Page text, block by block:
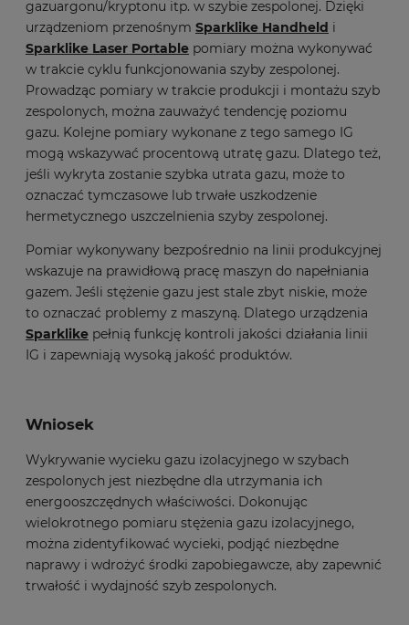
gazuargonu/kryptonu itp. w szybie zespolonej. Dzięki
urządzeniom przenośnym Sparklike Handheld i
Sparklike Laser Portable pomiary można wykonywać
w trakcie cyklu funkcjonowania szyby zespolonej.
Prowadząc pomiary w trakcie produkcji i montażu szyb
zespolonych, można zauważyć tendencję poziomu
gazu. Kolejne pomiary wykonane z tego samego IG
mogą wskazywać procentową utratę gazu. Dlatego też,
jeśli wykryta zostanie szybka utrata gazu, może to
oznaczać tymczasowe lub trwałe uszkodzenie
hermetycznego uszczelnienia szyby zespolonej.
Pomiar wykonywany bezpośrednio na linii produkcyjnej
wskazuje na prawidłową pracę maszyn do napełniania
gazem. Jeśli stężenie gazu jest stale zbyt niskie, może
to oznaczać problemy z maszyną. Dlatego urządzenia
Sparklike pełnią funkcję kontroli jakości działania linii
IG i zapewniają wysoką jakość produktów.
Wniosek
Wykrywanie wycieku gazu izolacyjnego w szybach
zespolonych jest niezbędne dla utrzymania ich
energooszczędnych właściwości. Dokonując
wielokrotnego pomiaru stężenia gazu izolacyjnego,
można zidentyfikować wycieki, podjąć niezbędne
naprawy i wdrożyć środki zapobiegawcze, aby zapewnić
trwałość i wydajność szyb zespolonych.